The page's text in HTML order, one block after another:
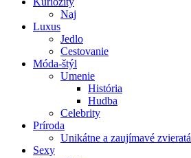
Naj
Luxus
Jedlo
Cestovanie
Móda-štýl
Umenie
História
Hudba
Celebrity
Príroda
Unikátne a zaujímavé zvieratá
Sexy